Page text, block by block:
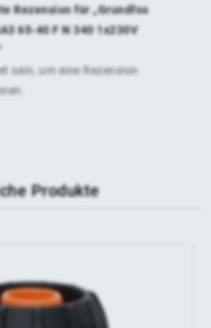
Rezension für „Grundfos
65-40 F N 340 1x230V
sein, um eine Rezension
Produkte